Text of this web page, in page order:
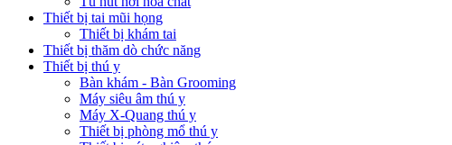
Thiết bị tai mũi họng
Thiết bị khám tai
Thiết bị thăm dò chức năng
Thiết bị thú y
Bàn khám - Bàn Grooming
Máy siêu âm thú y
Máy X-Quang thú y
Thiết bị phòng mổ thú y